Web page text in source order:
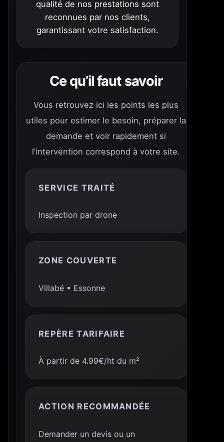
qualité de nos prestations sont
reconnues par nos clients,
garantissant votre satisfaction.
Ce qu’il faut savoir
Vous retrouvez ici les points les plus
utiles pour estimer le besoin, préparer la
demande et voir rapidement si
l’intervention correspond à votre site.
SERVICE TRAITÉ
Inspection par drone
ZONE COUVERTE
Villabé • Essonne
REPÈRE TARIFAIRE
À partir de 4.99€/ht du m²
ACTION RECOMMANDÉE
Demander un devis ou un